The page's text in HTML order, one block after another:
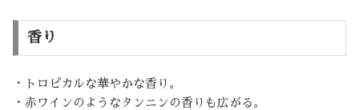
香り
・トロピカルな華やかな香り。
・赤ワインのようなタンニンの香りも広がる。